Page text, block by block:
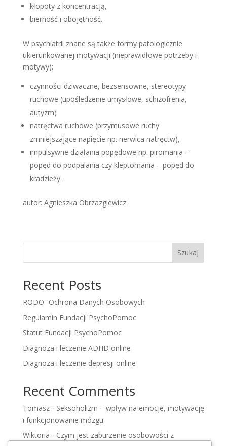
kłopoty z koncentracją,
bierność i obojętność.
W psychiatrii znane są także formy patologicznie
ukierunkowanej motywacji (nieprawidłowe potrzeby i
motywy):
czynności dziwaczne, bezsensowne, stereotypy
ruchowe (upośledzenie umysłowe, schizofrenia,
autyzm)
natręctwa ruchowe (przymusowe ruchy
zmniejszające napięcie np. nerwica natręctw),
impulsywne działania popędowe np. piromania –
popęd do podpalania czy kleptomania – popęd do
kradzieży.
autor: Agnieszka Obrzazgiewicz
Szukaj
Recent Posts
RODO- Ochrona Danych Osobowych
Regulamin Fundacji PsychoPomoc
Statut Fundacji PsychoPomoc
Diagnoza i leczenie ADHD online
Diagnoza i leczenie depresji online
Recent Comments
Tomasz- Seksoholizm – wpływ na emocje, motywację
i funkcjonowanie mózgu.
Wiktoria - Czym jest zaburzenie osobowości z